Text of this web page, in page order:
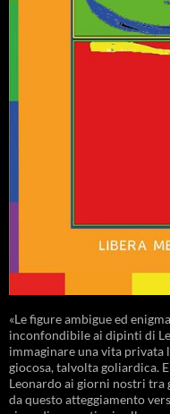
«Le figure ambigue ed
inconfondibile ai dipinti di
immaginare una vita privata
giocosa, talvolta goliardica.
Leonardo ai giorni nostri tra
da questo atteggiamento